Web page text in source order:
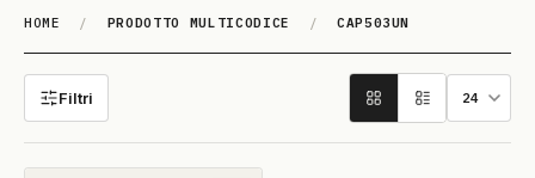
HOME / PRODOTTO MULTICODICE / CAP503UN
CAP503UN
Filtri